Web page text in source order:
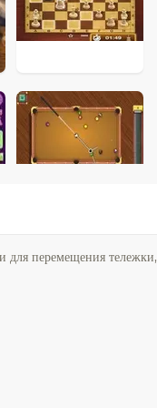
для перемещения тележки,